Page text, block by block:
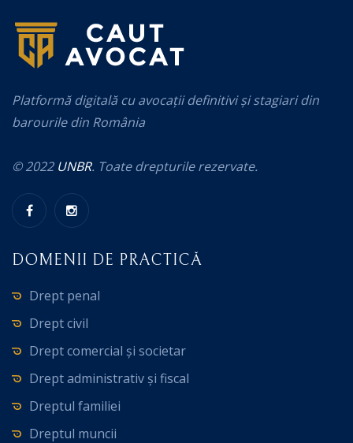
Platformă digitală cu avocații definitivi și stagiari din
barourile din România
© 2022 UNBR. Toate drepturile rezervate.
DOMENII DE PRACTICĂ
Drept penal
Drept civil
Drept comercial și societar
Drept administrativ și fiscal
Dreptul familiei
Dreptul muncii